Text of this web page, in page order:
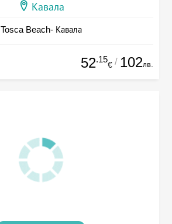
Кавала
Tosca Beach- Кавала
52.15
€ / 102лв.